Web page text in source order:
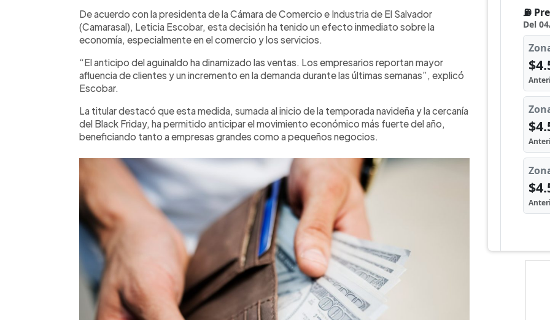
efectivo ha beneficiado a sectores como vestuario, tecnología, turismo y
alimentación, especialmente a las pymes, que han mejorado su flujo de
caja. Camarasal proyecta un cierre económico positivo, aunque llama a la
De acuerdo con la presidenta de la Cámara de Comercio e Industria de El Salvador
(Camarasal), Leticia Escobar, esta decisión ha tenido un efecto inmediato sobre la
economía, especialmente en el comercio y los servicios.
“El anticipo del aguinaldo ha dinamizado las ventas. Los empresarios reportan mayor
afluencia de clientes y un incremento en la demanda durante las últimas semanas”, explicó
Escobar.
La titular destacó que esta medida, sumada al inicio de la temporada navideña y la cercanía
del Black Friday, ha permitido anticipar el movimiento económico más fuerte del año,
beneficiando tanto a empresas grandes como a pequeños negocios.